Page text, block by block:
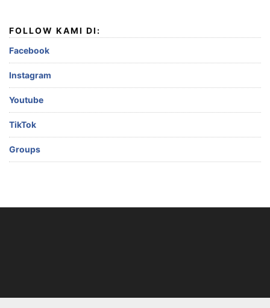
FOLLOW KAMI DI:
Facebook
Instagram
Youtube
TikTok
Groups